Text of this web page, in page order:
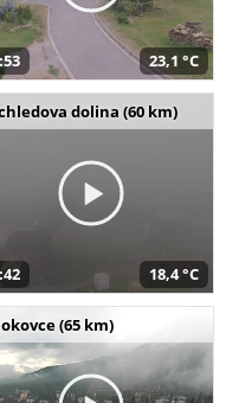
23,1 °C
dolina (60 km)
18,4 °C
(65 km)